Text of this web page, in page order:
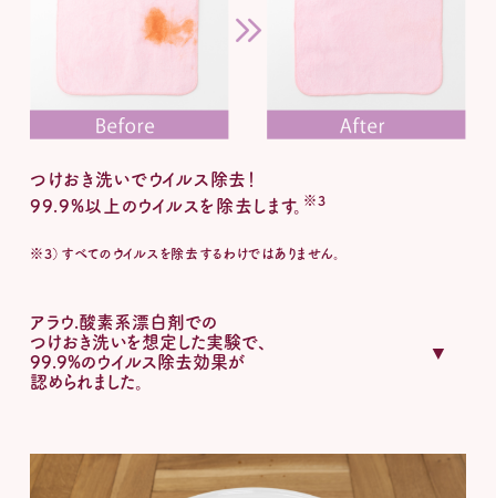
つけおき洗いでウイルス除去！
99.9%以上のウイルスを除去します。 ※3
※3）すべてのウイルスを除去するわけではありません。
アラウ.酸素系漂白剤での
つけおき洗いを想定した実験で、
99.9%のウイルス除去効果が
認められました。